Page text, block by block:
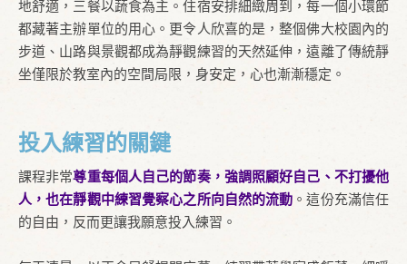
地舒適，三餐以蔬食為主。住宿安排細緻周到，每一個小環節
都藏著主辦單位的用心。更令人欣喜的是，整個佛大校園內的
步道、山路與景觀都成為靜觀練習的天然延伸，遠離了傳統靜
坐僅限於教室內的空間局限，身安定，心也漸漸穩定。
投入練習的關鍵
課程非常尊重每個人自己的節奏，強調照顧好自己、不打擾他
人，也在靜觀中練習覺察心之所向自然的流動 。這份充滿信任
的自由，反而更讓我願意投入練習。